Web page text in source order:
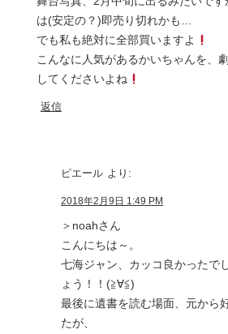
は(安定の？)即売り切れかも…
でも私も絶対に全部買いますよ
こんなに人気があるかいちゃんを、
してくださいよね
返信
ピエール より:
2018年2月9日 1:49 PM
＞noahさん
こんにちは～。
七海ジャン、カッコ良かったで
ょう！！(≧∀≦)
最後に遺書を読む場面、元から
たが、